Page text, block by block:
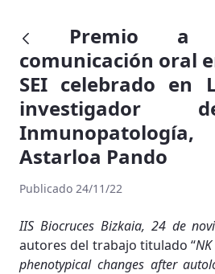
Premio
comunicación oral
SEI celebrado en
investigador
Astarloa Pando
Publicado 24/11/22
IIS Biocruces Bizkaia, 24 de
autores del trabajo titulado “
phenotypical changes after